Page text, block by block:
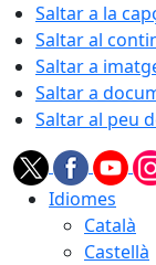
Saltar a la
Saltar al
Saltar a
Saltar a
Saltar al peu
Idiomes
Català
Castellà